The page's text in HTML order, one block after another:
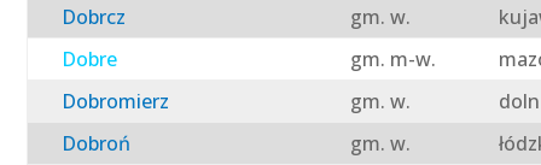
Dobrcz
gm. w.
Dobre
gm. m-w.
Dobromierz
gm. w.
Dobroń
gm. w.